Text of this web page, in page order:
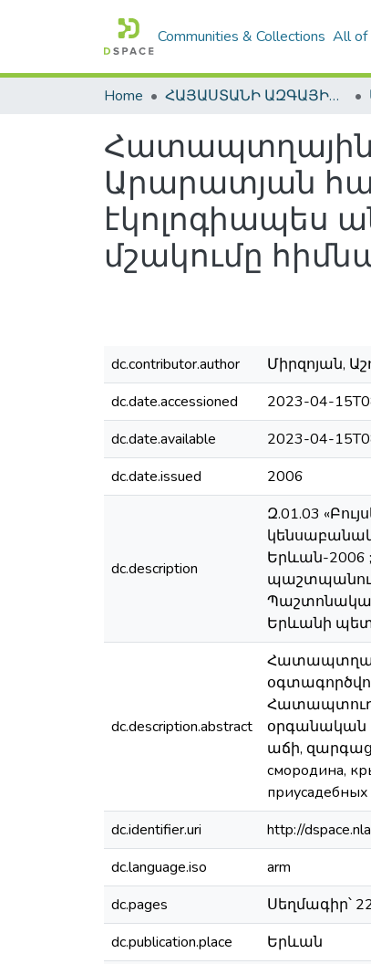
Communities & Collections All of
Home ՀԱՅԱՍՏԱՆԻ ԱԶԳԱՅԻՆ ԳՐԱԴԱՐԱՆԻ ԹՎԱՅԻՆ ՊԱՀՈՑ / DIGITAL REPOSITORY OF NLA
Հատապտղային
Արարատյան
էկոլոգիապես
մշակումը
dc.contributor.author
Միրզոյան,
dc.date.accessioned
2023-04-
dc.date.available
2023-04-
dc.date.issued
2006
dc.description
Զ.01.03
Երևան-2006
Երևանի
dc.description.abstract
օրգանական
աճի,
смородина,
приусадебных
dc.identifier.uri
http://
dc.language.iso
arm
dc.pages
Սեղմագիր՝
dc.publication.place
Երևան